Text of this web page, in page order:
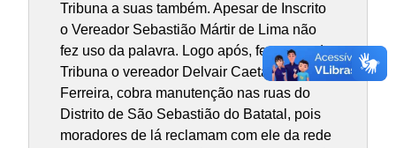
Tribuna a suas também. Apesar de Inscrito
o Vereador Sebastião Mártir de Lima não
fez uso da palavra. Logo após, fez o uso da
Tribuna o vereador Delvair Caetano
Ferreira, cobra manutenção nas ruas do
Distrito de São Sebastião do Batatal, pois
moradores de lá reclamam com ele da rede